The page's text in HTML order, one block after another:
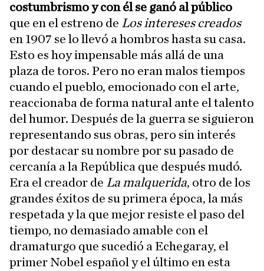
costumbrismo y con él se ganó al público
que en el estreno de Los intereses creados
en 1907 se lo llevó a hombros hasta su casa.
Esto es hoy impensable más allá de una
plaza de toros. Pero no eran malos tiempos
cuando el pueblo, emocionado con el arte,
reaccionaba de forma natural ante el talento
del humor. Después de la guerra se siguieron
representando sus obras, pero sin interés
por destacar su nombre por su pasado de
cercanía a la República que después mudó.
Era el creador de La malquerida, otro de los
grandes éxitos de su primera época, la más
respetada y la que mejor resiste el paso del
tiempo, no demasiado amable con el
dramaturgo que sucedió a Echegaray, el
primer Nobel español y el último en esta